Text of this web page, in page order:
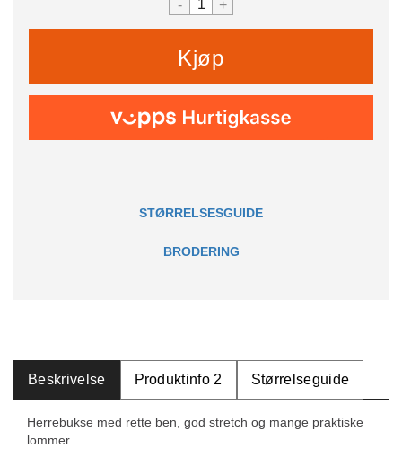
- +
Kjøp
STØRRELSESGUIDE
BRODERING
Beskrivelse Produktinfo 2 Størrelseguide
Herrebukse med rette ben, god stretch og mange praktiske
lommer.